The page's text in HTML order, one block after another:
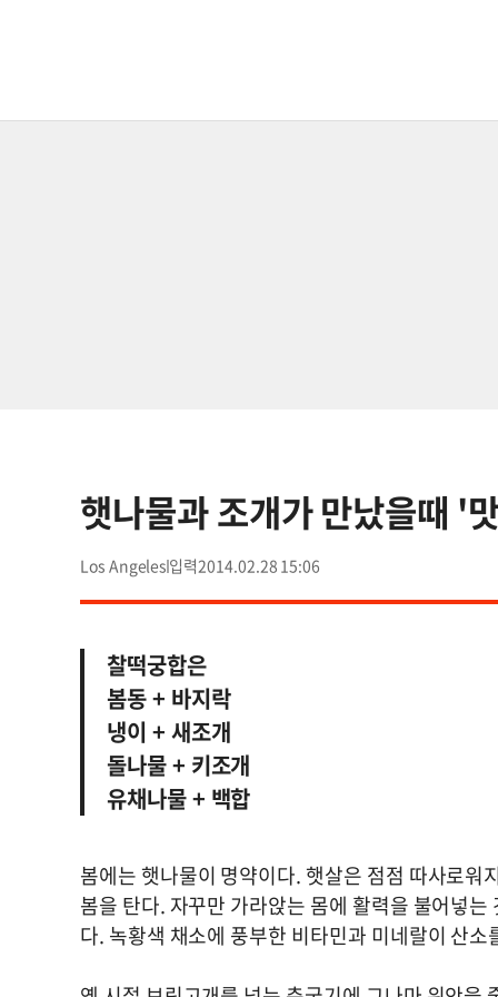
햇나물과 조개가 만났을때 '
Los Angeles 2014.02.28 15:06
찰떡궁합은
봄동 + 바지락
냉이 + 새조개
돌나물 + 키조개
유채나물 + 백합
봄에는 햇나물이 명약이다. 햇살은 점점 따사로
봄을 탄다. 자꾸만 가라앉는 몸에 활력을 불어넣
다. 녹황색 채소에 풍부한 비타민과 미네랄이 산